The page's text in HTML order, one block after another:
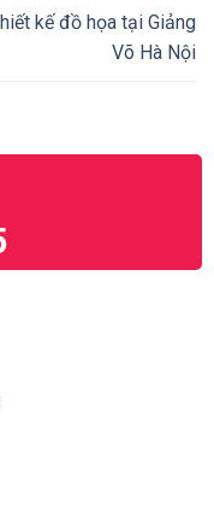
kế đồ họa tại Giảng
Võ Hà Nội